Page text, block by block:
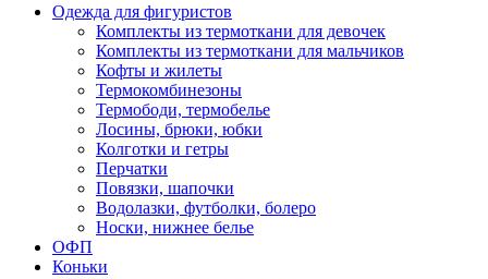
Одежда для фигуристов
Комплекты из термоткани для девочек
Комплекты из термоткани для мальчиков
Кофты и жилеты
Термокомбинезоны
Термободи, термобелье
Лосины, брюки, юбки
Колготки и гетры
Перчатки
Повязки, шапочки
Водолазки, футболки, болеро
Носки, нижнее белье
ОФП
Коньки